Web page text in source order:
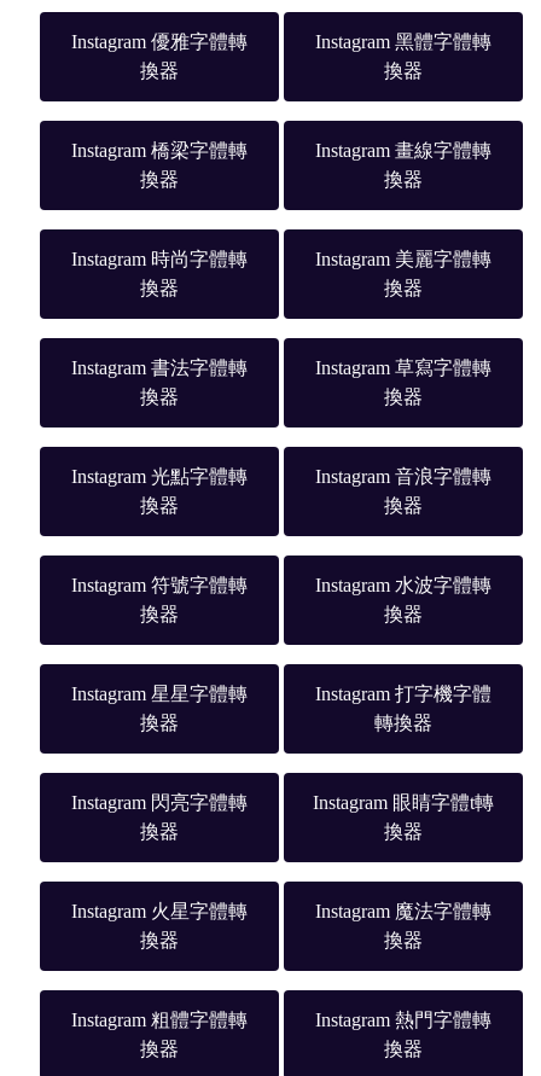
Instagram 優雅字體轉
換器
Instagram 黑體字體轉
換器
Instagram 橋梁字體轉
換器
Instagram 畫線字體轉
換器
Instagram 時尚字體轉
換器
Instagram 美麗字體轉
換器
Instagram 書法字體轉
換器
Instagram 草寫字體轉
換器
Instagram 光點字體轉
換器
Instagram 音浪字體轉
換器
Instagram 符號字體轉
換器
Instagram 水波字體轉
換器
Instagram 星星字體轉
換器
Instagram 打字機字體
轉換器
Instagram 閃亮字體轉
換器
Instagram 眼睛字體t轉
換器
Instagram 火星字體轉
換器
Instagram 魔法字體轉
換器
Instagram 粗體字體轉
換器
Instagram 熱門字體轉
換器